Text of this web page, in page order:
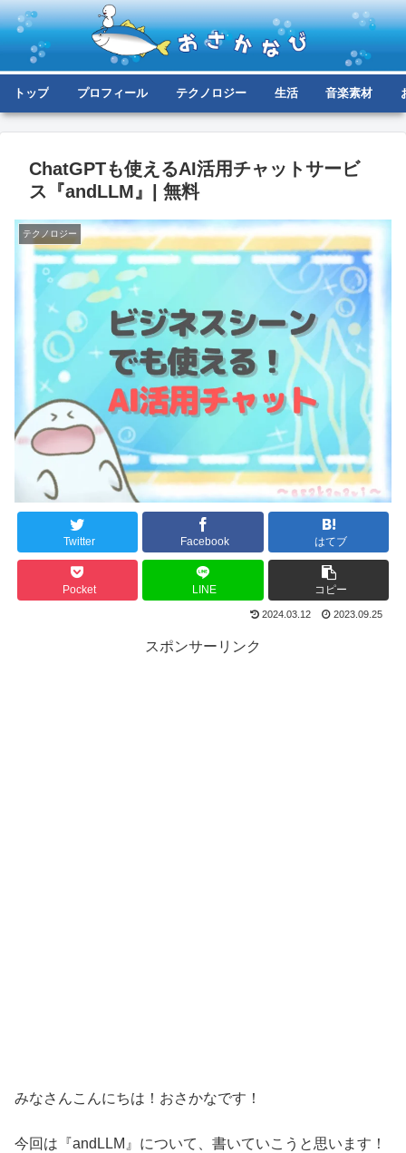
トップ プロフィール テクノロジー 生活 音楽素材
ChatGPTも使えるAI活用チャットサービ
ス『andLLM』| 無料
テクノロジー
Twitter Facebook はてブ
Pocket LINE コピー
2024.03.12 2023.09.25
スポンサーリンク
みなさんこんにちは！おさかなです！
今回は『andLLM』について、書いていこうと思います！